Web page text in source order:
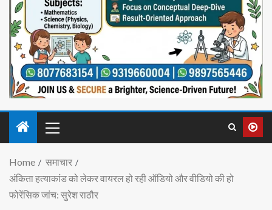
Home
समाचार
अंकिता हत्याकांड को लेकर वायरल हो रही ऑडियो और वीडियो की हो
फोरेंसिक जांच: सुरेश राठौर